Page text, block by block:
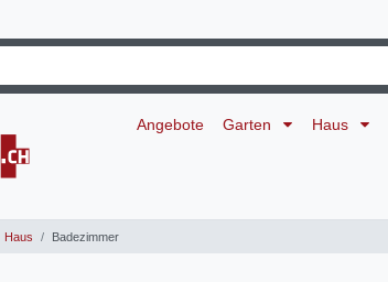
Angebote Garten Haus
Haus Badezimmer